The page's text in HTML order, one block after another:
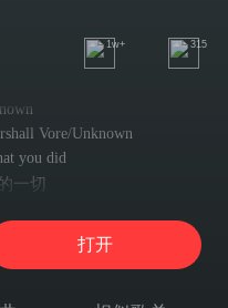
1w+ 315
Vore/Unknown
you did
一切
念着你
that's alright
没关系
打开